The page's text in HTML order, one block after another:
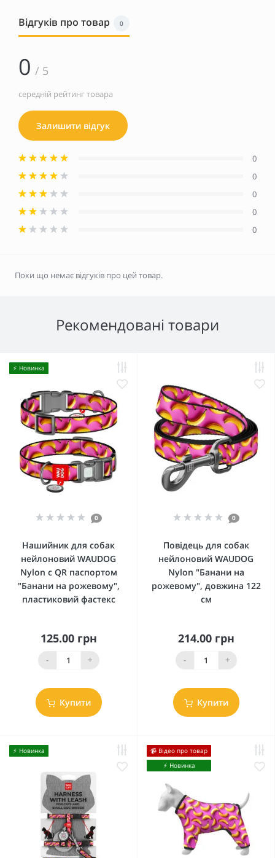
Відгуків про товар 0
0 / 5
середній рейтинг товара
Залишити відгук
0
0
0
0
0
Поки що немає відгуків про цей товар.
Рекомендовані товари
⚡️ Новинка
0
Нашийник для собак
нейлоновий WAUDOG
Nylon c QR паспортом
"Банани на рожевому",
пластиковий фастекс
125.00 грн
- +
Купити
0
Повідець для собак
нейлоновий WAUDOG
Nylon "Банани на
рожевому", довжина 122
см
214.00 грн
- +
Купити
⚡️ Новинка
📹 Відео про товар
⚡️ Новинка